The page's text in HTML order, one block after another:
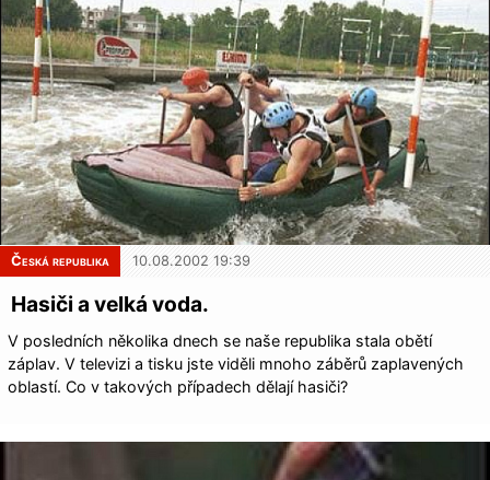
Česká republika 10.08.2002 19:39
Hasiči a velká voda.
V posledních několika dnech se naše republika stala obětí
záplav. V televizi a tisku jste viděli mnoho záběrů zaplavených
oblastí. Co v takových případech dělají hasiči?